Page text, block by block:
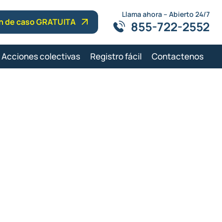
de caso GRATUITA
Llama ahora – Abierto 24/7
855-722-2552
Acciones colectivas Registro fácil Contactenos